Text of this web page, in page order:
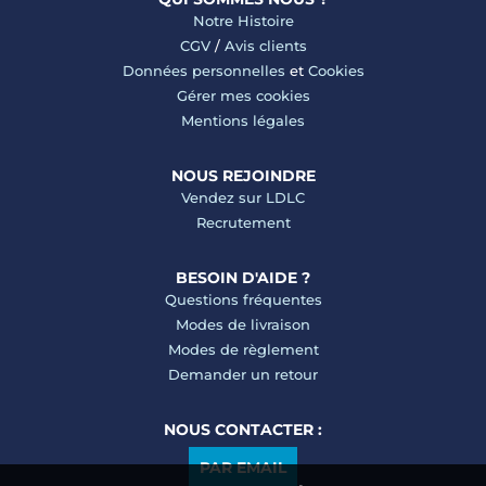
Notre Histoire
CGV/ Avis clients
Données personnelles et Cookies
Gérer mes cookies
Mentions légales
NOUS REJOINDRE
Vendez sur LDLC
Recrutement
BESOIN D'AIDE ?
Questions fréquentes
Modes de livraison
Modes de règlement
Demander un retour
NOUS CONTACTER :
PAR EMAIL